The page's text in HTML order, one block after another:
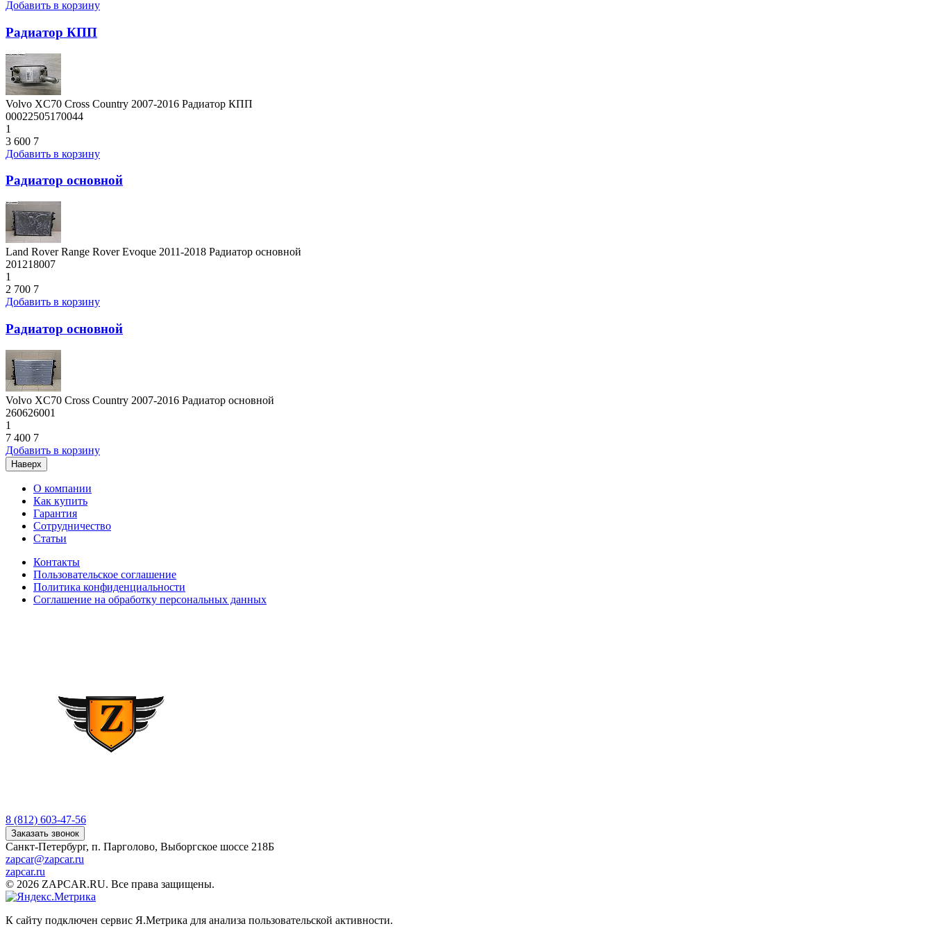
Добавить в корзину
Радиатор КПП
Volvo XC70 Cross Country 2007-2016 Радиатор КПП
00022505170044
1
3 600 7
Добавить в корзину
Радиатор основной
Land Rover Range Rover Evoque 2011-2018 Радиатор основной
201218007
1
2 700 7
Добавить в корзину
Радиатор основной
Volvo XC70 Cross Country 2007-2016 Радиатор основной
260626001
1
7 400 7
Добавить в корзину
Наверх
О компании
Как купить
Гарантия
Сотрудничество
Статьи
Контакты
Пользовательское соглашение
Политика конфиденциальности
Соглашение на обработку персональных данных
8 (812) 603-47-56
Заказать звонок
Санкт-Петербург, п. Парголово, Выборгское шоссе 218Б
zapcar@zapcar.ru
zapcar.ru
© 2026 ZAPCAR.RU. Все права защищены.
К сайту подключен сервис Я.Метрика для анализа пользовательской активности.